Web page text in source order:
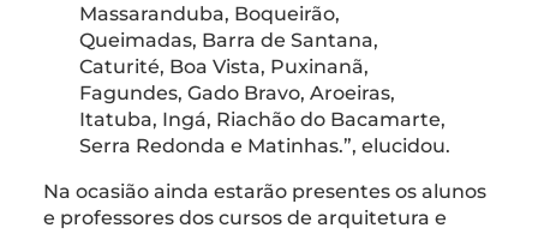
Massaranduba, Boqueirão,
Queimadas, Barra de Santana,
Caturité, Boa Vista, Puxinanã,
Fagundes, Gado Bravo, Aroeiras,
Itatuba, Ingá, Riachão do Bacamarte,
Serra Redonda e Matinhas.”, elucidou.
Na ocasião ainda estarão presentes os alunos
e professores dos cursos de arquitetura e